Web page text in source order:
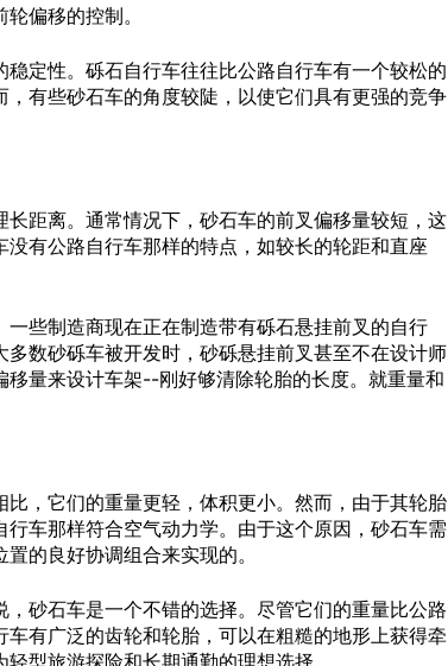
偏移的控制。
定性。砾石自行车往往比公路自行车有一个较松的
有些砂石车的角度较陡，以使它们具有更强的竞争
距离。通常情况下，砂石车的前叉偏移量较短，这
有公路自行车那样的特点，如较长的轮距和直座
些制造商现在正在制造带有砾石悬挂前叉的自行
数砂砾车被开发时，砂砾悬挂前叉甚至不在设计师
量来设计车架--刚好够清除轮胎的长度。就重量和
，它们的重量更轻，体积更小。然而，由于其轮胎
车那样符合空气动力学。由于这个原因，砂石车需
的良好协调组合来实现的。
砂石车是一个不错的选择。尽管它们的重量比公路
有广泛的齿轮和轮胎，可以在粗糙的地形上获得牵
型旅游探险和长期通勤的理想选择。